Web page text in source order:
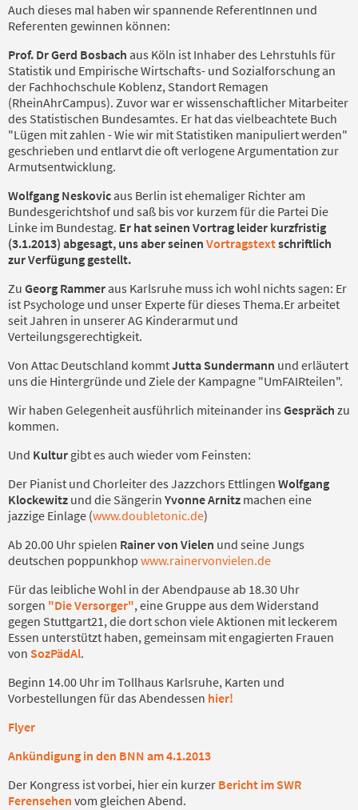
Auch dieses mal haben wir spannende ReferentInnen und
Referenten gewinnen können:
Prof. Dr Gerd Bosbach aus Köln ist Inhaber des Lehrstuhls für
Statistik und Empirische Wirtschafts- und Sozialforschung an
der Fachhochschule Koblenz, Standort Remagen
(RheinAhrCampus). Zuvor war er wissenschaftlicher Mitarbeiter
des Statistischen Bundesamtes. Er hat das vielbeachtete Buch
"Lügen mit zahlen - Wie wir mit Statistiken manipuliert werden"
geschrieben und entlarvt die oft verlogene Argumentation zur
Armutsentwicklung.
Wolfgang Neskovic aus Berlin ist ehemaliger Richter am
Bundesgerichtshof und saß bis vor kurzem für die Partei Die
Linke im Bundestag. Er hat seinen Vortrag leider kurzfristig
(3.1.2013) abgesagt, uns aber seinen Vortragstextschriftlich
zur Verfügung gestellt.
Zu Georg Rammer aus Karlsruhe muss ich wohl nichts sagen: Er
ist Psychologe und unser Experte für dieses Thema.Er arbeitet
seit Jahren in unserer AG Kinderarmut und
Verteilungsgerechtigkeit.
Von Attac Deutschland kommtJutta Sundermann und erläutert
uns die Hintergründe und Ziele der Kampagne "UmFAIRteilen".
Wir haben Gelegenheit ausführlich miteinander ins Gespräch zu
kommen.
Und Kultur gibt es auch wieder vom Feinsten:
Der Pianist und Chorleiter des Jazzchors Ettlingen Wolfgang
Klockewitz und die Sängerin Yvonne Arnitz machen eine
jazzige Einlage (www.doubletonic.de)
Ab 20.00 Uhr spielen Rainer von Vielen und seine Jungs
deutschen poppunkhop www.rainervonvielen.de
Für das leibliche Wohl in der Abendpause ab 18.30 Uhr
sorgen "Die Versorger", eine Gruppe aus dem Widerstand
gegen Stuttgart21, die dort schon viele Aktionen mit leckerem
Essen unterstützt haben, gemeinsam mit engagierten Frauen
von SozPädAl.
Beginn 14.00 Uhr im Tollhaus Karlsruhe, Karten und
Vorbestellungen für das Abendessen hier!
Flyer
Ankündigung in den BNN am 4.1.2013
Der Kongress ist vorbei, hier ein kurzer Bericht im SWR
Ferensehen vom gleichen Abend.